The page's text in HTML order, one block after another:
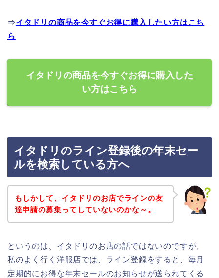
⇒イタドリの商品を今すぐお得に購入したい方はこち
ら
イタドリの商品を今すぐお得に購入した
い方はこちら
イタドリのライン登録後の年末セー
ルを検索している方へ
もしかして、イタドリのお店でラインの友
達申請の募集ってしていないのかな～。
というのは、イタドリのお店の話ではないのですが、
私のよく行く洋服店では、ライン登録をすると、毎月
定期的にお得な年末セールのお知らせが送られてくる